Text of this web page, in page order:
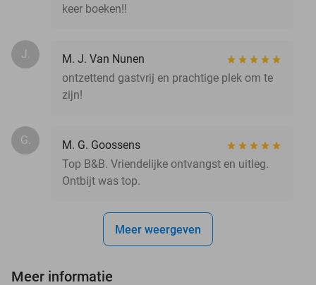
keer boeken!!
J.
M. J. Van Nunen
ontzettend gastvrij en prachtige plek om te
zijn!
G.
M. G. Goossens
Top B&B. Vriendelijke ontvangst en uitleg.
Ontbijt was top.
Meer weergeven
Meer informatie